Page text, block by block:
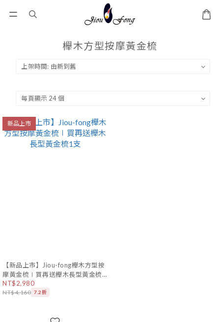
櫸木方型按摩黃金梳
新品上市
【新品上市】Jiou-fong櫸木方型按
摩黃金梳∣買再送櫸木長型黃金梳1
支
NT$2,980
NT$4,160 7.2折